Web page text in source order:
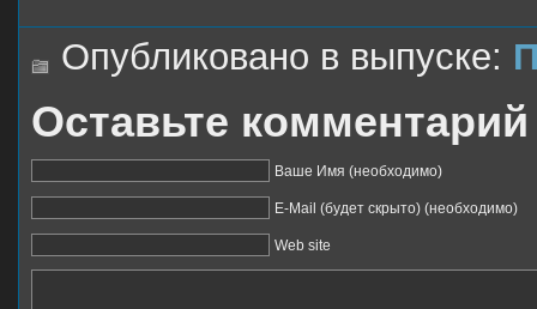
Опубликовано в выпуске:
Оставьте комментарий
Ваше Имя (необходимо)
E-Mail (будет скрыто) (необходимо)
Web site